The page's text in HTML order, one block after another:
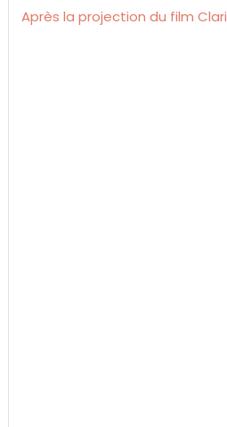
Après la projection du film